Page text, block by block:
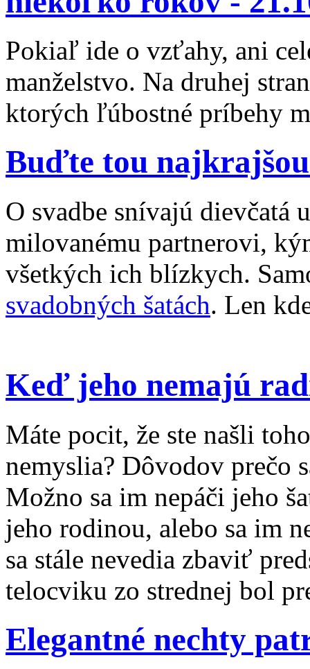
Pokiaľ ide o vzťahy, ani
manželstvo. Na druhej
ktorých ľúbostné príbehy
Buďte tou
O svadbe snívajú dievčatá
milovanému partnerovi,
všetkých ich blízkych.
svadobných šatách. Len
Keď jeho nemajú
Máte pocit, že ste našli
nemyslia? Dôvodov prečo
Možno sa im nepáči jeho
jeho rodinou, alebo sa im
sa stále nevedia zbaviť
telocviku zo strednej bol
Elegantné nechty